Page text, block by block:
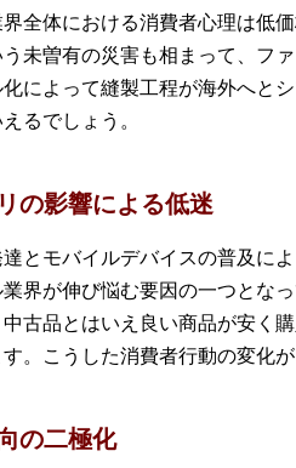
全体における消費者心理は低
未曽有の災害も相まって、フ
化によって縫製工程が海外へと
るでしょう。
の影響による低迷
とモバイルデバイスの普及に
界が伸び悩む要因の一つとなっ
古品とはいえ良い商品が安く
。こうした消費者行動の変化
の二極化